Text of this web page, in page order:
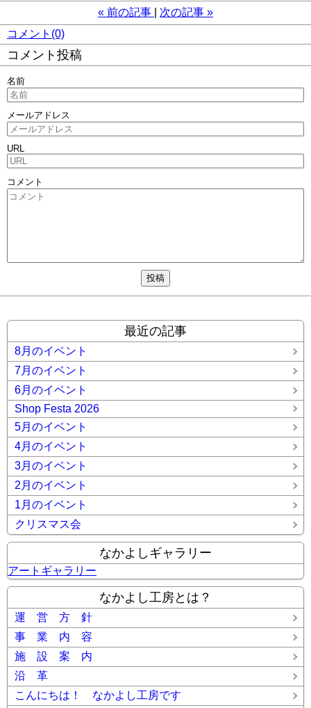
« 前の記事 次の記事 »
コメント(0)
コメント投稿
名前
メールアドレス
URL
コメント
最近の記事
8月のイベント
7月のイベント
6月のイベント
Shop Festa 2026
5月のイベント
4月のイベント
3月のイベント
2月のイベント
1月のイベント
クリスマス会
なかよしギャラリー
アートギャラリー
なかよし工房とは？
運 営 方 針
事 業 内 容
施 設 案 内
沿 革
こんにちは！ なかよし工房です